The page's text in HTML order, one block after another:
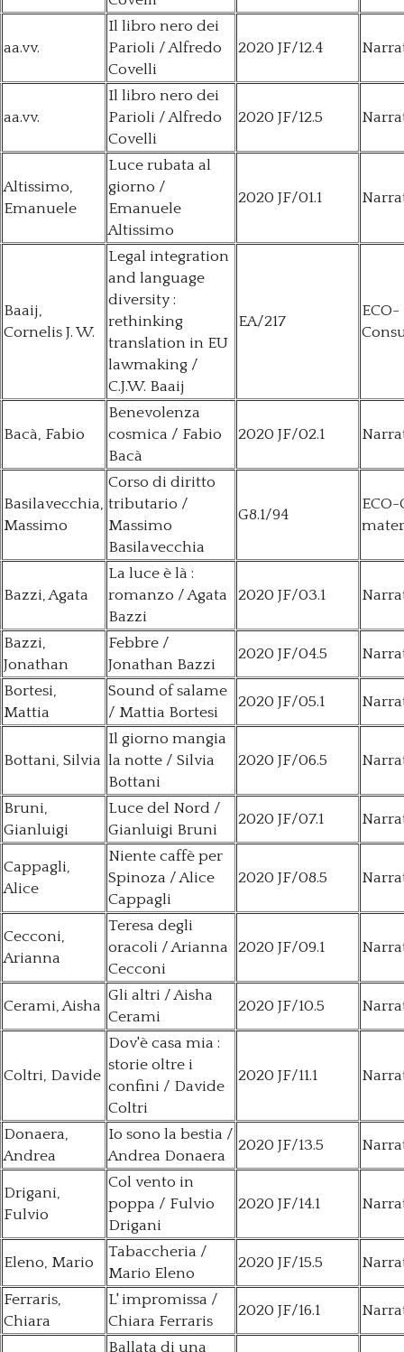
aa.vv.
Il libro nero dei
Parioli / Alfredo
Covelli
2020 JF/12.4
aa.vv.
Il libro nero dei
Parioli / Alfredo
Covelli
2020 JF/12.5
Altissimo,
Emanuele
Luce rubata al
giorno /
Emanuele
Altissimo
2020 JF/01.1
Baaij,
Cornelis J. W.
Legal integration
and language
diversity :
rethinking
translation in EU
lawmaking /
C.J.W. Baaij
EA/217
ECO-
Bacà, Fabio
Benevolenza
cosmica / Fabio
Bacà
2020 JF/02.1
Basilavecchia,
Massimo
Corso di diritto
tributario /
Massimo
Basilavecchia
G8.1/94
ECO-
Bazzi, Agata
La luce è là :
romanzo / Agata
Bazzi
2020 JF/03.1
Bazzi,
Jonathan
Febbre /
Jonathan Bazzi
2020 JF/04.5
Bortesi,
Mattia
Sound of salame
/ Mattia Bortesi
2020 JF/05.1
Bottani, Silvia
Il giorno mangia
la notte / Silvia
Bottani
2020 JF/06.5
Bruni,
Gianluigi
Luce del Nord /
Gianluigi Bruni
2020 JF/07.1
Cappagli,
Alice
Niente caffè per
Spinoza / Alice
Cappagli
2020 JF/08.5
Cecconi,
Arianna
Teresa degli
oracoli / Arianna
Cecconi
2020 JF/09.1
Cerami, Aisha
Gli altri / Aisha
Cerami
2020 JF/10.5
Coltri, Davide
Dov'è casa mia :
storie oltre i
confini / Davide
Coltri
2020 JF/11.1
Donaera,
Andrea
Io sono la bestia /
Andrea Donaera
2020 JF/13.5
Drigani,
Fulvio
Col vento in
poppa / Fulvio
Drigani
2020 JF/14.1
Eleno, Mario
Tabaccheria /
Mario Eleno
2020 JF/15.5
Ferraris,
Chiara
L' impromissa /
Chiara Ferraris
2020 JF/16.1
Ballata di una